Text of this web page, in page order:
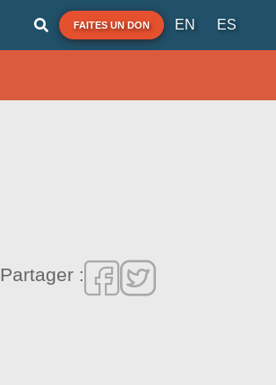
FAITES UN DON EN ES
Partager :